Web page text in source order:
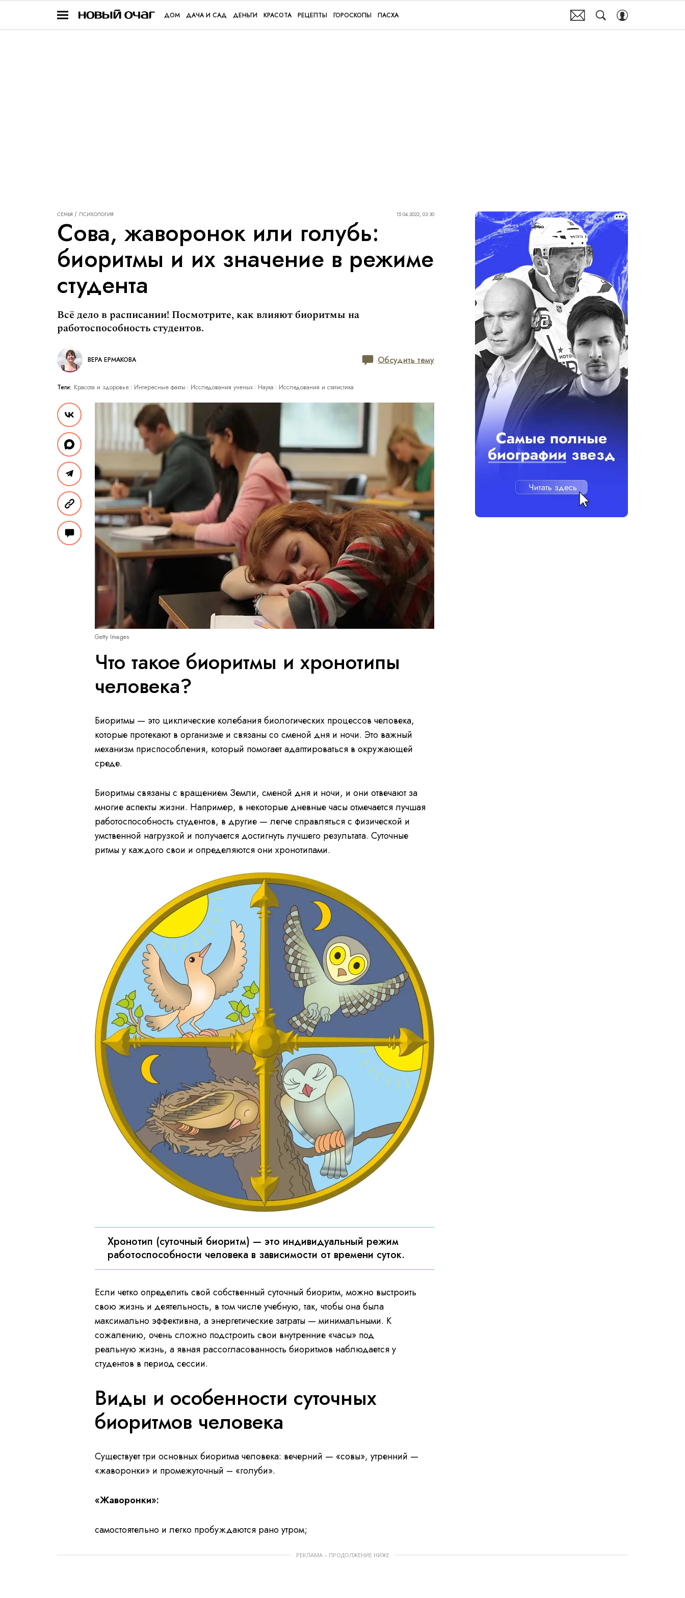
ДОМ ДАЧА И САД ДЕНЬГИ КРАСОТА РЕЦЕПТЫ ГОРОСКОПЫ ПАСХА
СЕМЬЯ ПСИХОЛОГИЯ 15.04.2022, 03:30
Сова, жаворонок или голубь:
биоритмы и их значение в режиме
студента
Всё дело в расписании! Посмотрите, как влияют биоритмы на
работоспособность студентов.
ВЕРА ЕРМАКОВА Обсудить тему
Теги: Красота и здоровье Интересные факты Исследования ученых Наука Исследования и статистика
Getty Images
Что такое биоритмы и хронотипы
человека?
Биоритмы — это циклические колебания биологических процессов человека,
которые протекают в организме и связаны со сменой дня и ночи. Это важный
механизм приспособления, который помогает адаптироваться в окружающей
среде.
Биоритмы связаны с вращением Земли, сменой дня и ночи, и они отвечают за
многие аспекты жизни. Например, в некоторые дневные часы отмечается лучшая
работоспособность студентов, в другие — легче справляться с физической и
умственной нагрузкой и получается достигнуть лучшего результата. Суточные
ритмы у каждого свои и определяются они хронотипами.
​Хронотип (суточный биоритм) — это индивидуальный режим
работоспособности человека в зависимости от времени суток.
Если четко определить свой собственный суточный биоритм, можно выстроить
свою жизнь и деятельность, в том числе учебную, так, чтобы она была
максимально эффективна, а энергетические затраты — минимальными. К
сожалению, очень сложно подстроить свои внутренние «часы» под
реальную жизнь, а явная рассогласованность биоритмов наблюдается у
студентов в период сессии.
Виды и особенности суточных
биоритмов человека
Существует три основных биоритма человека: вечерний — «совы», утренний —
«жаворонки» и промежуточный – «голуби».
«Жаворонки»:
самостоятельно и легко пробуждаются рано утром;
РЕКЛАМА – ПРОДОЛЖЕНИЕ НИЖЕ